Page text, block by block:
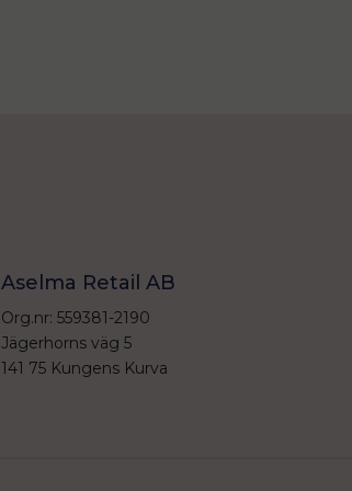
Aselma Retail AB
Org.nr: 559381-2190
Jägerhorns väg 5
141 75 Kungens Kurva